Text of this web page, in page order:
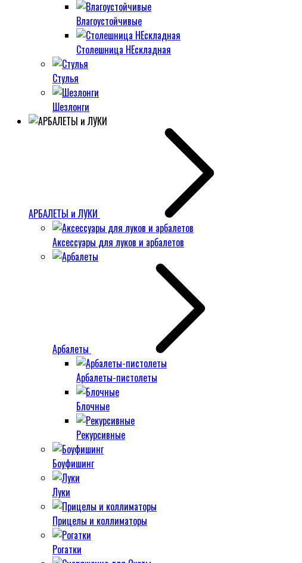
Влагоустойчивые
Столешница НЕскладная
Стулья
Шезлонги
АРБАЛЕТЫ и ЛУКИ
Аксессуары для луков и арбалетов
Арбалеты
Арбалеты-пистолеты
Блочные
Рекурсивные
Боуфишинг
Луки
Прицелы и коллиматоры
Рогатки